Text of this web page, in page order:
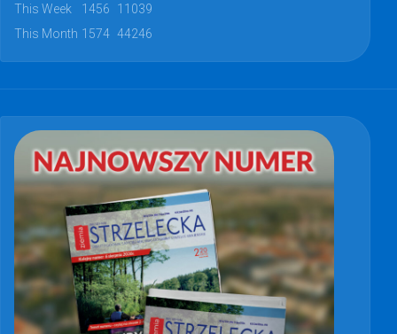
This Week
1456
11039
This Month 1574 44246